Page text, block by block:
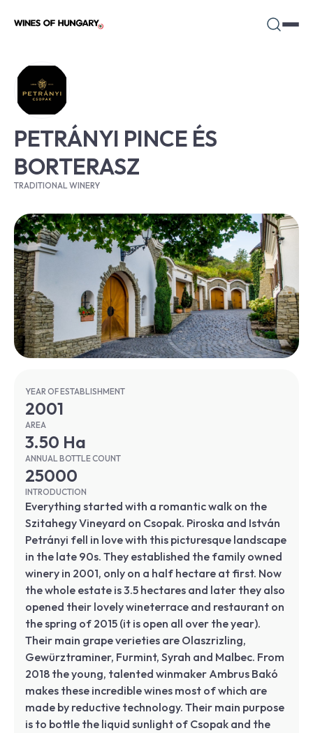
PETRÁNYI PINCE ÉS
BORTERASZ
TRADITIONAL WINERY
YEAR OF ESTABLISHMENT
2001
AREA
3.50 Ha
ANNUAL BOTTLE COUNT
25000
INTRODUCTION
Everything started with a romantic walk on the
Szitahegy Vineyard on Csopak. Piroska and István
Petrányi fell in love with this picturesque landscape
in the late 90s. They established the family owned
winery in 2001, only on a half hectare at first. Now
the whole estate is 3.5 hectares and later they also
opened their lovely wineterrace and restaurant on
the spring of 2015 (it is open all over the year).
Their main grape verieties are Olaszrizling,
Gewürztraminer, Furmint, Syrah and Malbec. From
2018 the young, talented winmaker Ambrus Bakó
makes these incredible wines most of which are
made by reductive technology. Their main purpose
is to bottle the liquid sunlight of Csopak and the